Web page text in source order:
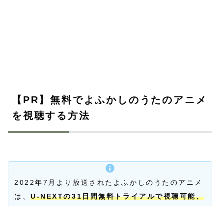
【PR】無料でよふかしのうたのアニメ
を視聴する方法
2022年7月より放送されたよふかしのうたのアニメ
は、U-NEXTの31日間無料トライアルで視聴可能、